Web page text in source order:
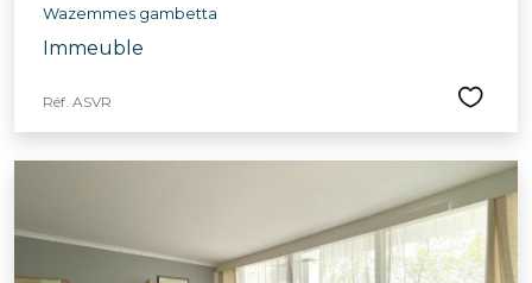
Wazemmes gambetta
Immeuble
Réf. ASVR